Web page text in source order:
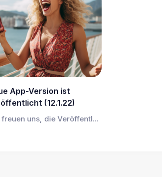
App-Version ist
(12.1.22)
uns, die Veröffentl...